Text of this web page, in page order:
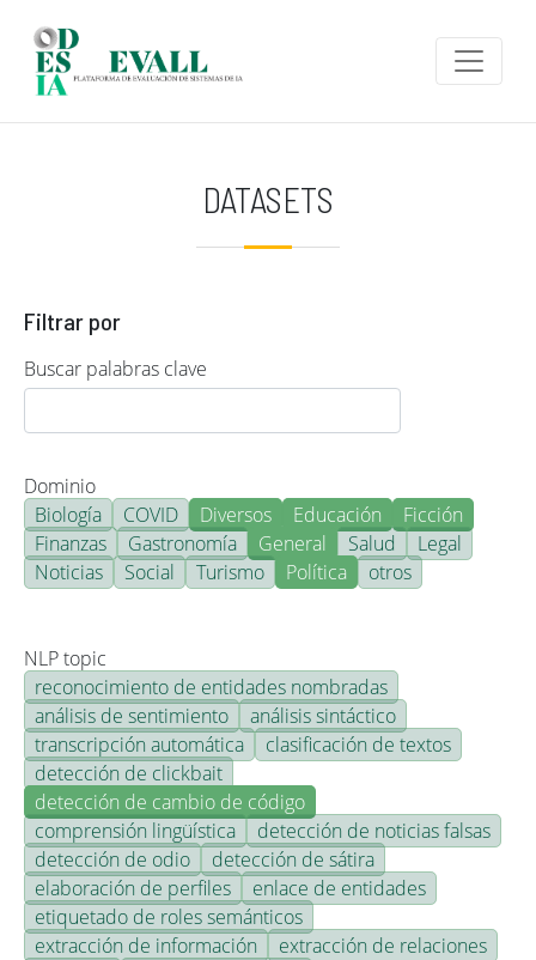
DATASETS
Filtrar por
Buscar palabras clave
Dominio
Biología
COVID Diversos Educación
Ficción
Finanzas
Gastronomía General Salud
Legal
Noticias
Social Turismo Política otros
NLP topic
reconocimiento de entidades nombradas
análisis de sentimiento
análisis sintáctico
transcripción automática
clasificación de textos
detección de clickbait
detección de cambio de código
comprensión lingüística
detección de noticias falsas
detección de odio
detección de sátira
elaboración de perfiles
enlace de entidades
etiquetado de roles semánticos
extracción de información
extracción de relaciones